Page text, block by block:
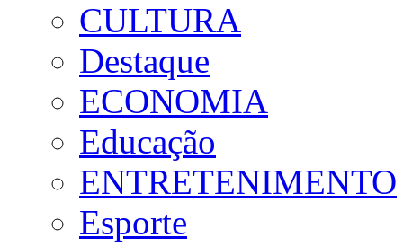
CULTURA
Destaque
ECONOMIA
Educação
ENTRETENIMENTO
Esporte